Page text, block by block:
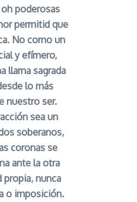
poderosas
permitid que
No como un
y efímero,
llama sagrada
lo más
nuestro ser.
sea un
soberanos,
coronas se
ante la otra
nunca
o imposición.